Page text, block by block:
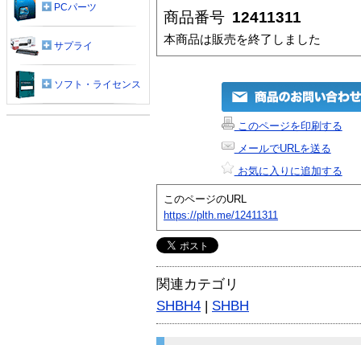
商品番号 12411311
本商品は販売を終了しました
このページを印刷する
メールでURLを送る
お気に入りに追加する
このページのURL
https://plth.me/12411311
関連カテゴリ
SHBH4 | SHBH
PCパーツ
サプライ
ソフト・ライセンス